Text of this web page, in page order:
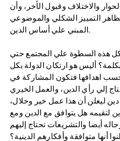
والاختلاف وقبول الأخر، وأن
التمييز الشكلي والموضوعي
المبني علي أساس الدين.
هذه السطوة علي المجتمع حتي
أليس هو ارتكان الدولة بكل
اهدافها فتكون المشاركة في
إلي رأي الدين، والعمل الخيري
ليعلن أن هذا عمل خير وحلال،
لتقيمه هل يتوافق مع الدين ومع
أيضا والتشريعات تحتاج إليهم
أنها متوافقة وأفكارهم الدينية؟